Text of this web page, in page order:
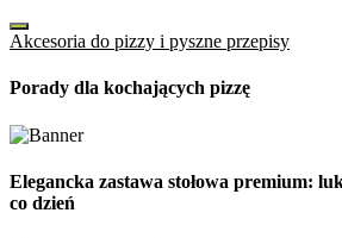
Akcesoria do pizzy i pyszne przepisy
Porady dla kochających pizzę
Elegancka zastawa stołowa premium:
co dzień